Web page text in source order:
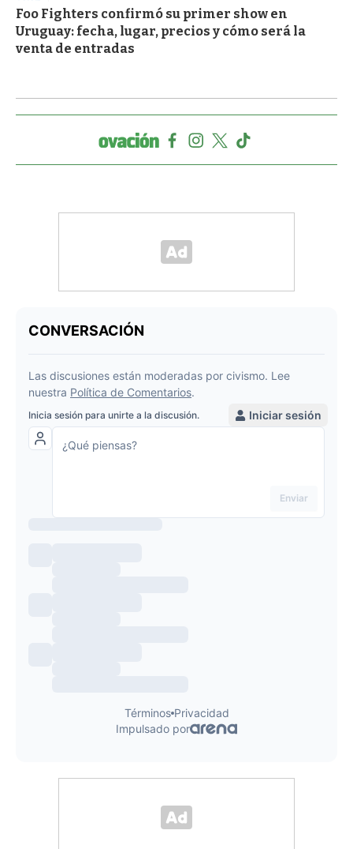
Foo Fighters confirmó su primer show en
Uruguay: fecha, lugar, precios y cómo será la
venta de entradas